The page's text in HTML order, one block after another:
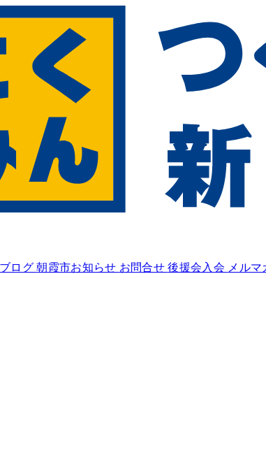
ブログ朝霞市お知らせ お問合せ後援会入会 メルマ